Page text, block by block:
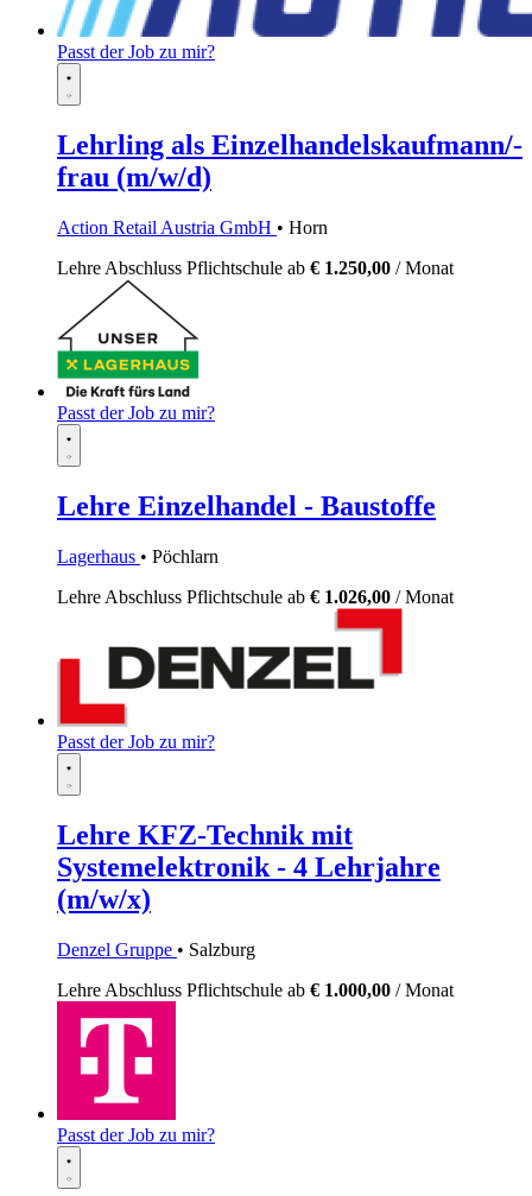
Passt der Job zu mir?
Lehrling als Einzelhandelskaufmann/-
frau (m/w/d)
Action Retail Austria GmbH • Horn
Lehre Abschluss Pflichtschule ab € 1.250,00 / Monat
Passt der Job zu mir?
Lehre Einzelhandel - Baustoffe
Lagerhaus • Pöchlarn
Lehre Abschluss Pflichtschule ab € 1.026,00 / Monat
Passt der Job zu mir?
Lehre KFZ-Technik mit
Systemelektronik - 4 Lehrjahre
(m/w/x)
Denzel Gruppe • Salzburg
Lehre Abschluss Pflichtschule ab € 1.000,00 / Monat
Passt der Job zu mir?